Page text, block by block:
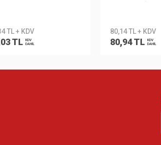
TL + KDV
TL
KDV
DAHİL
80,14 TL + KDV
80,94 TL
KDV
DAHİL